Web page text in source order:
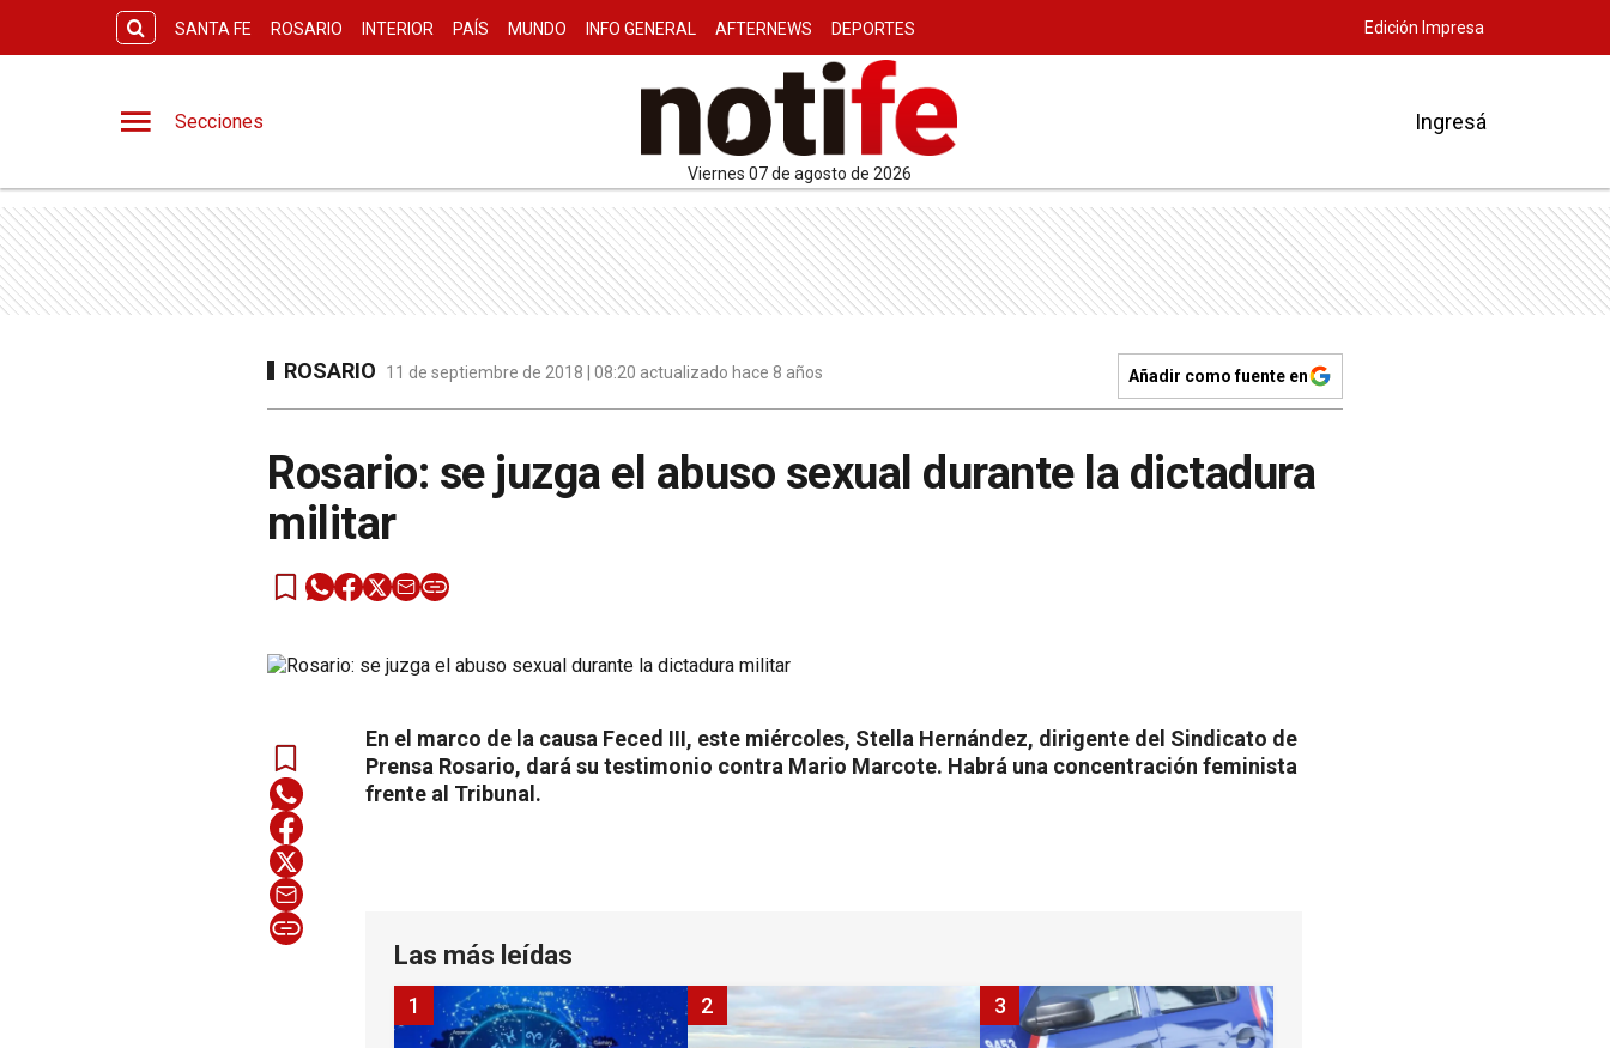
SANTA FE ROSARIO INTERIOR PAÍS MUNDO INFO GENERAL AFTERNEWS DEPORTES Edición Impresa
Secciones
viernes 07 de agosto de 2026
Ingresá
ROSARIO 11 de septiembre de 2018 | 08:20 actualizado hace 8 años Añadir como fuente en
Rosario: se juzga el abuso sexual durante la dictadura
militar
En el marco de la causa Feced III, este miércoles, Stella Hernández, dirigente del Sindicato de
Prensa Rosario, dará su testimonio contra Mario Marcote. Habrá una concentración feminista
frente al Tribunal.
Las más leídas
1 2 3